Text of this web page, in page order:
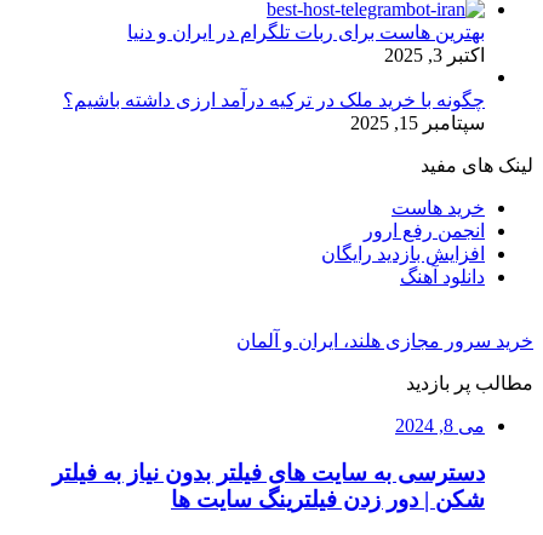
بهترین هاست برای ربات تلگرام در ایران و دنیا
اکتبر 3, 2025
چگونه با خرید ملک در ترکیه درآمد ارزی داشته باشیم؟
سپتامبر 15, 2025
لینک های مفید
خرید هاست
انجمن رفع ارور
افزایش بازدید رایگان
دانلود آهنگ
خرید سرور مجازی هلند، ایران و آلمان
مطالب پر بازدید
می 8, 2024
دسترسی به سایت های فیلتر بدون نیاز به فیلتر
شکن | دور زدن فیلترینگ سایت ها